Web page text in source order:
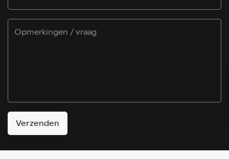
Verzenden